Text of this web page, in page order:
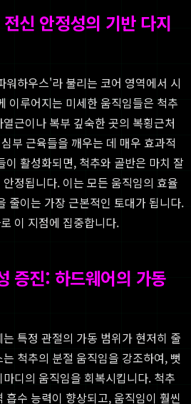
신 안정성의 기반 다지
워하우스'라 불리는 코어 영역에서 시
이루어지는 미세한 움직임들은 척추
근이나 복부 깊숙한 곳의 복횡근처
부 근육들을 깨우는 데 매우 효과적
이 활성화되면, 척추와 골반은 마치 잘
정됩니다. 이는 모든 움직임의 효율
줄이는 가장 근본적인 토대가 됩니다.
이 지점에 집중합니다.
증진: 하드웨어의 가동
특정 관절의 가동 범위가 현저히 줄
척추의 분절 움직임을 강조하여, 뻣
디의 움직임을 회복시킵니다. 척추
흡수 능력이 향상되고, 움직임이 훨씬